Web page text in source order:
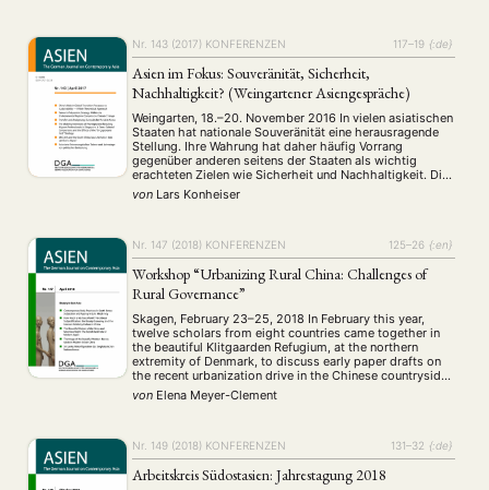
Nr. 143 (2017) KONFERENZEN 117–19 {:de}
Asien im Fokus: Souveränität, Sicherheit,
Nachhaltigkeit? (Weingartener Asiengespräche)
Weingarten, 18.–20. November 2016 In vielen asiatischen
Staaten hat nationale Souveränität eine herausragende
Stellung. Ihre Wahrung hat daher häufig Vorrang
gegenüber anderen seitens der Staaten als wichtig
erachteten Zielen wie Sicherheit und Nachhaltigkeit. Dies
muss zum einen vor dem Hintergrund gesehen werden,
dass viele asiatische Staaten einst von Kolonialmächten
von Lars Konheiser
Nr. 147 (2018) KONFERENZEN 125–26 {:en}
Workshop “Urbanizing Rural China: Challenges of
Rural Governance”
Skagen, February 23–25, 2018 In February this year,
twelve scholars from eight countries came together in
the beautiful Klitgaarden Refugium, at the northern
extremity of Denmark, to discuss early paper drafts on
the recent urbanization drive in the Chinese countryside.
Jesper Zeuthen (Aalborg University), René Trappel
(University of Freiburg) and Elena Meyer-Clement (Freie
von Elena Meyer-Clement
Nr. 149 (2018) KONFERENZEN 131–32 {:de}
Arbeitskreis Südostasien: Jahrestagung 2018